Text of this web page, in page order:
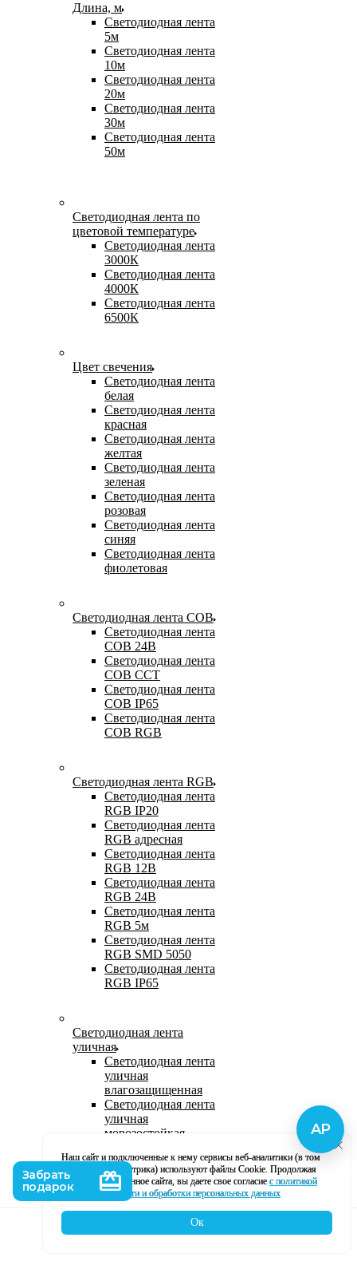
Длина, м
Светодиодная лента
5м
Светодиодная лента
10м
Светодиодная лента
20м
Светодиодная лента
30м
Светодиодная лента
50м
Светодиодная лента по
цветовой температуре
Светодиодная лента
3000К
Светодиодная лента
4000К
Светодиодная лента
6500К
Цвет свечения
Светодиодная лента
белая
Светодиодная лента
красная
Светодиодная лента
желтая
Светодиодная лента
зеленая
Светодиодная лента
розовая
Светодиодная лента
синяя
Светодиодная лента
фиолетовая
Светодиодная лента COB
Светодиодная лента
COB 24В
Светодиодная лента
COB CCT
Светодиодная лента
COB IP65
Светодиодная лента
COB RGB
Светодиодная лента RGB
Светодиодная лента
RGB IP20
Светодиодная лента
RGB адресная
Светодиодная лента
RGB 12В
Светодиодная лента
RGB 24В
Светодиодная лента
RGB 5м
Светодиодная лента
RGB SMD 5050
Светодиодная лента
RGB IP65
Светодиодная лента
уличная
Светодиодная лента
уличная
влагозащищенная
Светодиодная лента
уличная
морозостойкая
светодиодная лента
220В
Светодиодная лента
уличная в силиконе
Наш сайт и подключенные к нему сервисы веб-аналитики (в том
числе, Яндекс Метрика) используют файлы Cookie. Продолжая
использование данное сайта, вы даете свое согласие с политикой
кофиденциальности и обработки персональных данных
Ок